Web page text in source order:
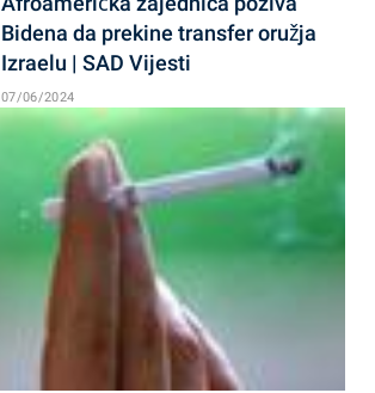
Bidena da prekine transfer oružja
Izraelu | SAD Vijesti
07/06/2024